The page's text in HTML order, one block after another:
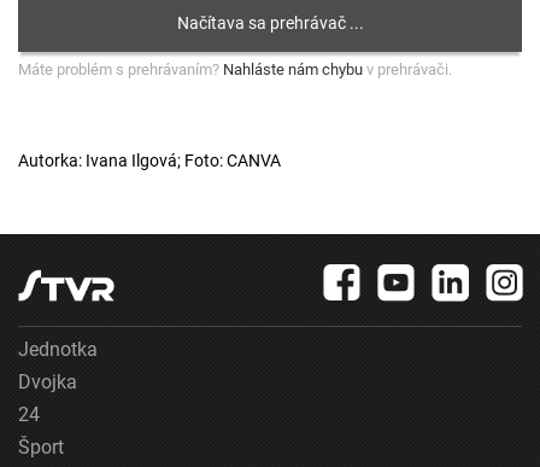
Máte problém s prehrávaním? Nahláste nám chybu v prehrávači.
Autorka: Ivana Ilgová; Foto: CANVA
Jednotka
Dvojka
24
Šport